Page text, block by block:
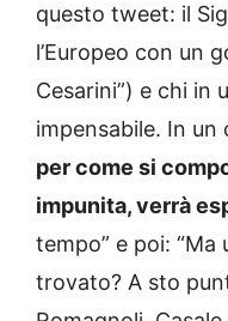
questo tweet: il
l’Europeo con un
Cesarini”) e chi in
impensabile. In
per come si
impunita, verrà
tempo” e poi:
trovato? A sto